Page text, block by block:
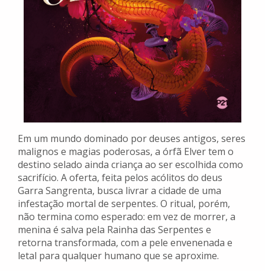
Em um mundo dominado por deuses antigos, seres
malignos e magias poderosas, a órfã Elver tem o
destino selado ainda criança ao ser escolhida como
sacrifício. A oferta, feita pelos acólitos do deus
Garra Sangrenta, busca livrar a cidade de uma
infestação mortal de serpentes. O ritual, porém,
não termina como esperado: em vez de morrer, a
menina é salva pela Rainha das Serpentes e
retorna transformada, com a pele envenenada e
letal para qualquer humano que se aproxime.